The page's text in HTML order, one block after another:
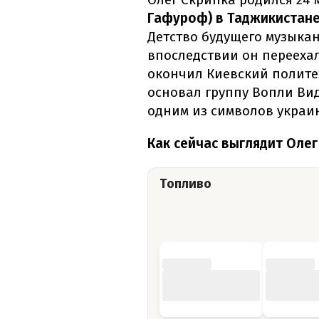
Гафуроф) в
Детство будущего
впоследствии он
окончил Киевский
основал группу Вопли
одним из символов
Как сейчас выглядит
Топливо